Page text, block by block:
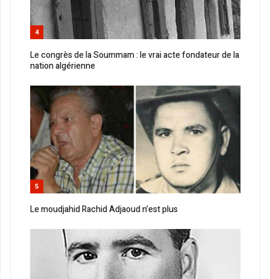
4
Le congrès de la Soummam : le vrai acte fondateur de la
nation algérienne
5
Le moudjahid Rachid Adjaoud n’est plus